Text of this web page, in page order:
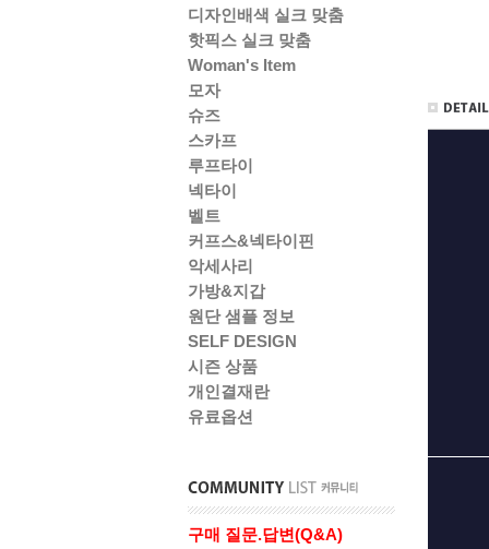
디자인배색 실크 맞춤
핫픽스 실크 맞춤
Woman's Item
모자
슈즈
스카프
루프타이
넥타이
벨트
커프스&넥타이핀
악세사리
가방&지갑
원단 샘플 정보
SELF DESIGN
시즌 상품
개인결재란
유료옵션
구매 질문.답변(Q&A)